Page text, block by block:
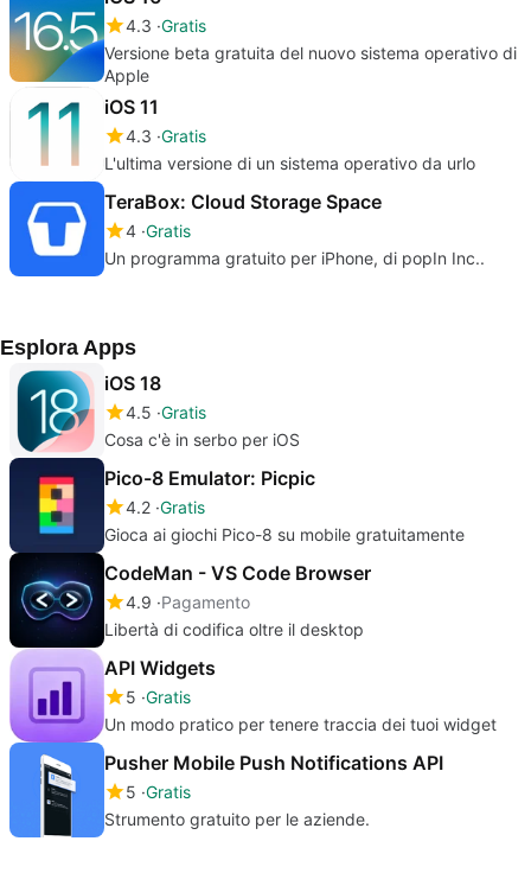
4.3 Gratis
Versione beta gratuita del nuovo sistema operativo di
Apple
iOS 11
4.3 Gratis
L'ultima versione di un sistema operativo da urlo
TeraBox: Cloud Storage Space
4 Gratis
Un programma gratuito per iPhone, di popIn Inc..
Esplora Apps
iOS 18
4.5 Gratis
Cosa c'è in serbo per iOS
Pico-8 Emulator: Picpic
4.2 Gratis
Gioca ai giochi Pico-8 su mobile gratuitamente
CodeMan - VS Code Browser
4.9 Pagamento
Libertà di codifica oltre il desktop
API Widgets
5 Gratis
Un modo pratico per tenere traccia dei tuoi widget
Pusher Mobile Push Notifications API
5 Gratis
Strumento gratuito per le aziende.